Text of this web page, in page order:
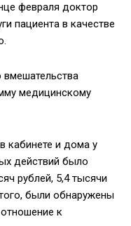
февраля доктор
пациента в качестве
вмешательства
медицинскому
кабинете и дома у
действий было
рублей, 5,4 тысячи
были обнаружены
к